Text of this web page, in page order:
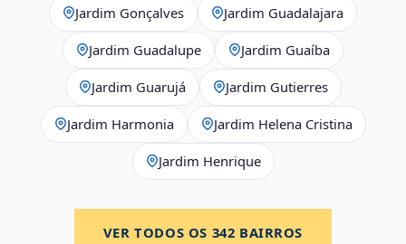
Jardim Gonçalves Jardim Guadalajara
Jardim Guadalupe Jardim Guaíba
Jardim Guarujá Jardim Gutierres
Jardim Harmonia Jardim Helena Cristina
Jardim Henrique
VER TODOS OS 342 BAIRROS